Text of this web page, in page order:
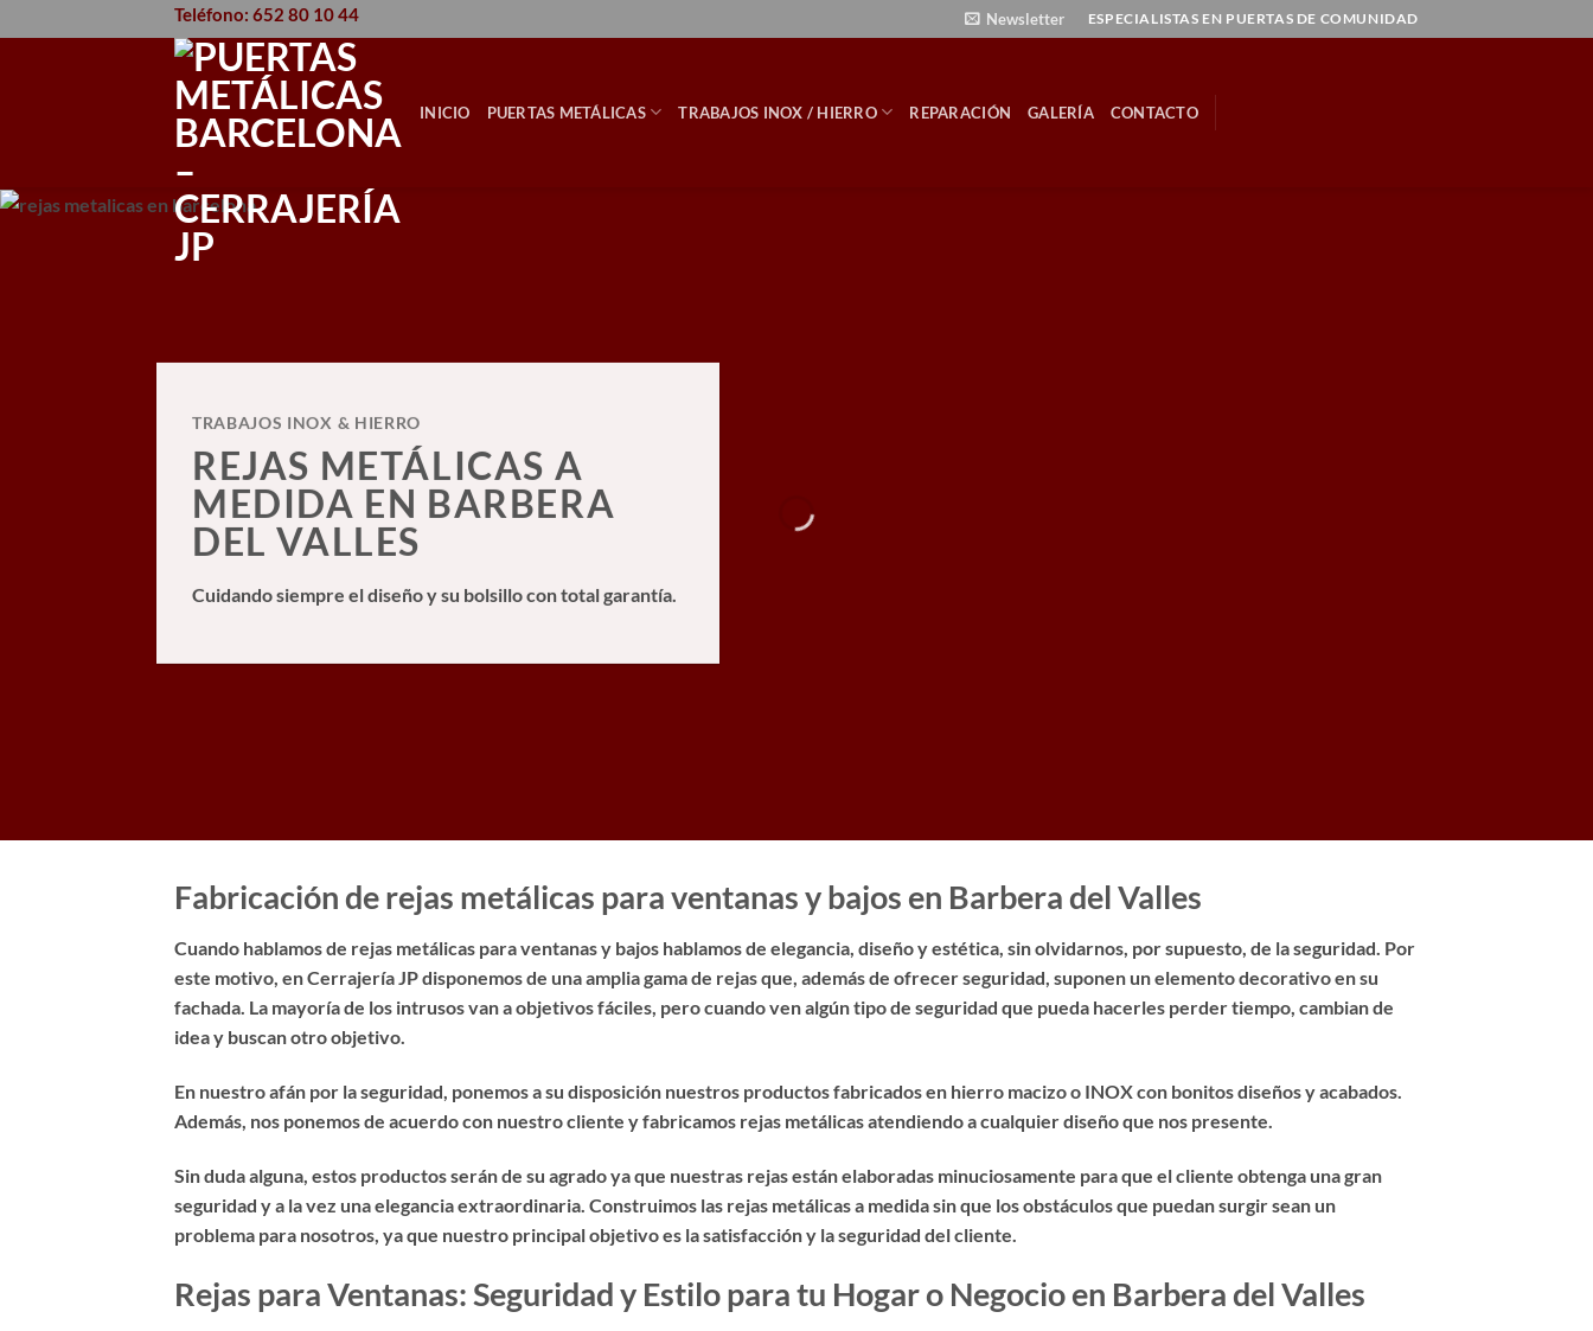
al
Teléfono: 652 80 10 44 Newsletter ESPECIALISTAS EN PUERTAS DE COMUNIDAD
INICIO PUERTAS METÁLICAS TRABAJOS INOX / HIERRO REPARACIÓN GALERÍA CONTACTO
TRABAJOS INOX & HIERRO
REJAS METÁLICAS A
MEDIDA EN BARBERA
DEL VALLES
Cuidando siempre el diseño y su bolsillo con total garantía.
Fabricación de rejas metálicas para ventanas y bajos en Barbera del Valles
Cuando hablamos de rejas metálicas para ventanas y bajos hablamos de elegancia, diseño y estética, sin olvidarnos, por supuesto, de la seguridad. Por
este motivo, en Cerrajería JP disponemos de una amplia gama de rejas que, además de ofrecer seguridad, suponen un elemento decorativo en su
fachada. La mayoría de los intrusos van a objetivos fáciles, pero cuando ven algún tipo de seguridad que pueda hacerles perder tiempo, cambian de
idea y buscan otro objetivo.
En nuestro afán por la seguridad, ponemos a su disposición nuestros productos fabricados en hierro macizo o INOX con bonitos diseños y acabados.
Además, nos ponemos de acuerdo con nuestro cliente y fabricamos rejas metálicas atendiendo a cualquier diseño que nos presente.
Sin duda alguna, estos productos serán de su agrado ya que nuestras rejas están elaboradas minuciosamente para que el cliente obtenga una gran
seguridad y a la vez una elegancia extraordinaria. Construimos las rejas metálicas a medida sin que los obstáculos que puedan surgir sean un
problema para nosotros, ya que nuestro principal objetivo es la satisfacción y la seguridad del cliente.
Rejas para Ventanas: Seguridad y Estilo para tu Hogar o Negocio en Barbera del Valles